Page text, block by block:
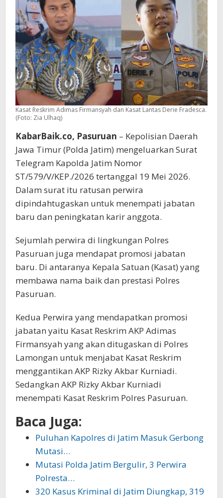
Kasat Reskrim Adimas Firmansyah dan Kasat Lantas Derie Fradesca.
(Foto: Zia Ulhaq)
KabarBaik.co, Pasuruan – Kepolisian Daerah
Jawa Timur (Polda Jatim) mengeluarkan Surat
Telegram Kapolda Jatim Nomor
ST/579/V/KEP./2026 tertanggal 19 Mei 2026.
Dalam surat itu ratusan perwira
dipindahtugaskan untuk menempati jabatan
baru dan peningkatan karir anggota.
Sejumlah perwira di lingkungan Polres
Pasuruan juga mendapat promosi jabatan
baru. Di antaranya Kepala Satuan (Kasat) yang
membawa nama baik dan prestasi Polres
Pasuruan.
Kedua Perwira yang mendapatkan promosi
jabatan yaitu Kasat Reskrim AKP Adimas
Firmansyah yang akan ditugaskan di Polres
Lamongan untuk menjabat Kasat Reskrim
menggantikan AKP Rizky Akbar Kurniadi.
Sedangkan AKP Rizky Akbar Kurniadi
menempati Kasat Reskrim Polres Pasuruan.
Baca Juga:
Puluhan Kapolres di Jatim Masuk Gerbong
Mutasi…
Mutasi Polda Jatim Bergulir, 3 Perwira
Polresta…
320 Kasus Kriminal di Jatim Diungkap, 319